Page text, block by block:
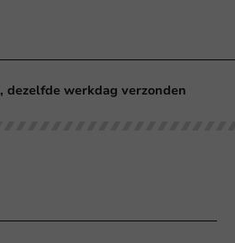
, dezelfde werkdag verzonden